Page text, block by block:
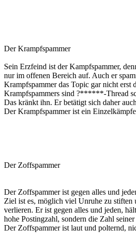
Der Krampfspammer
Sein Erzfeind ist der Kampfspammer,
nur im offenen Bereich auf. Auch er
Krampfspammer das Topic gar nicht erst
Krampfspammers sind ?******-Thread
Das kränkt ihn. Er betätigt sich daher
Der Krampfspammer ist ein
Der Zoffspammer
Der Zoffspammer ist gegen alles und
Ziel ist es, möglich viel Unruhe zu stiften
verlieren. Er ist gegen alles und jeden,
hohe Postingzahl, sondern die Zahl
Der Zoffspammer ist laut und polternd,